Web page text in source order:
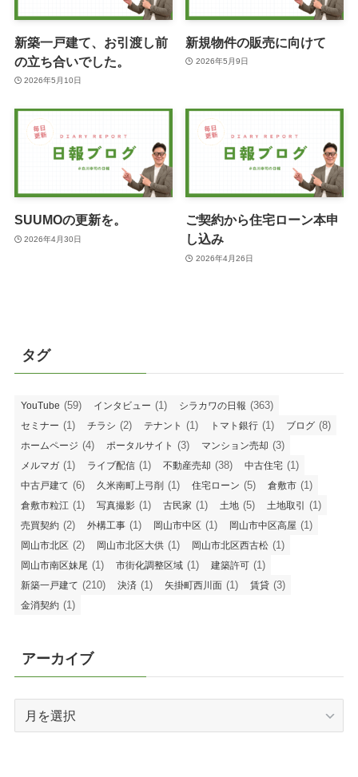
新築一戸建て、お引渡し前
の立ち合いでした。
2026年5月10日
新規物件の販売に向けて
2026年5月9日
SUUMOの更新を。
2026年4月30日
ご契約から住宅ローン本申
し込み
2026年4月26日
タグ
YouTube (59) インタビュー (1) シラカワの日報 (363)
セミナー (1) チラシ (2) テナント (1) トマト銀行 (1) ブログ (8)
ホームページ (4) ポータルサイト (3) マンション売却 (3)
メルマガ (1) ライブ配信 (1) 不動産売却 (38) 中古住宅 (1)
中古戸建て (6) 久米南町上弓削 (1) 住宅ローン (5) 倉敷市 (1)
倉敷市粒江 (1) 写真撮影 (1) 古民家 (1) 土地 (5) 土地取引 (1)
売買契約 (2) 外構工事 (1) 岡山市中区 (1) 岡山市中区高屋 (1)
岡山市北区 (2) 岡山市北区大供 (1) 岡山市北区西古松 (1)
岡山市南区妹尾 (1) 市街化調整区域 (1) 建築許可 (1)
新築一戸建て (210) 決済 (1) 矢掛町西川面 (1) 賃貸 (3)
金消契約 (1)
アーカイブ